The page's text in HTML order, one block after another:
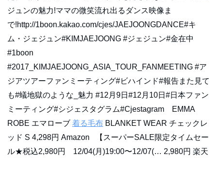
ジュンの魅力!ママの微笑流れ出るダンス映像ま
で!http://1boon.kakao.com/cjes/JAEJOONGDANCE#キ
ム・ジェジュン#KIMJAEJOONG #ジェジュン#金在中
#1boon
#2017_KIMJAEJOONG_ASIA_TOUR_FANMEETING #ア
ジアツアーファンミーティング#ビハインド#報告また見て
も#蟻地獄のような_魅力 #12月9日#12月10日#日本ファン
ミーティング#シジェスタグラム#Cjestagram EMMA
ROBE エマローブ 着る毛布 BLANKET WEAR チェックレ
ッド S 4,298円 Amazon 【スーパーSALE限定タイムセー
ル★税込2,980円 12/04(月)19:00〜12/07(… 2,980円 楽天